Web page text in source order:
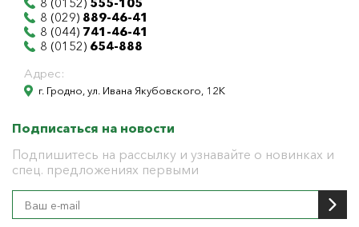
8 (029) 889-46-41
8 (044) 741-46-41
8 (0152) 654-888
Адрес:
г. Гродно, ул. Ивана Якубовского, 12К
Подписаться на новости
Подпишитесь на рассылку и узнавайте о новинках и
спец. предложениях первыми